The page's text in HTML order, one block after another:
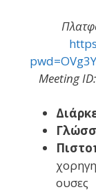
Meeting
ουσες